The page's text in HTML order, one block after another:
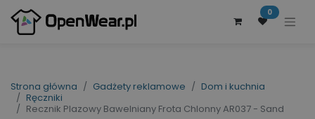
0
Strona główna Gadżety reklamowe
Dom i kuchnia
Ręczniki
Recznik Plazowy Bawelniany Frota Chlonny AR037 - Sand